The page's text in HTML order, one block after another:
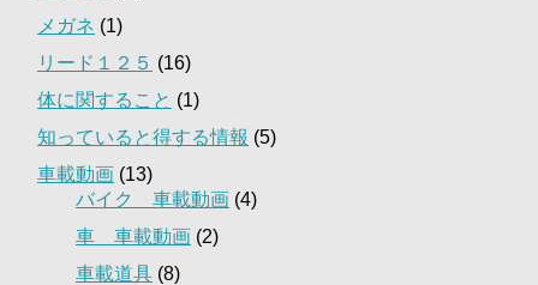
メガネ (1)
リード１２５ (16)
体に関すること (1)
知っていると得する情報 (5)
車載動画 (13)
バイク 車載動画 (4)
車 車載動画 (2)
車載道具 (8)